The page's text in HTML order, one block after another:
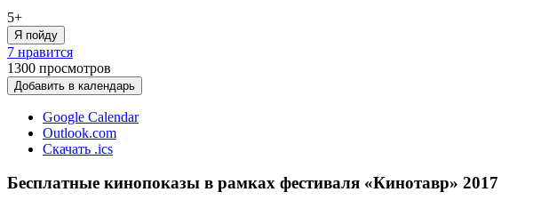
5+
Я пойду
7 нравится
1300 просмотров
Добавить в календарь
Google Calendar
Outlook.com
Скачать .ics
Бесплатные кинопоказы в рамках фестиваля «Кинотавр» 2017